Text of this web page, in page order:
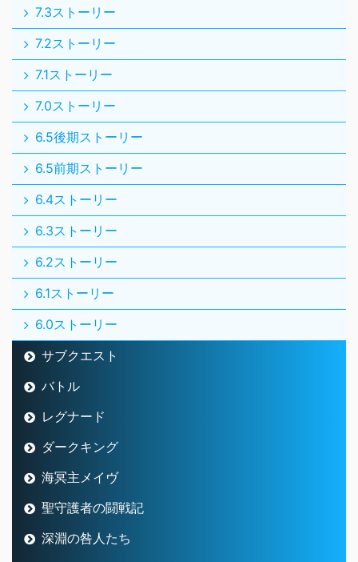
7.3ストーリー
7.2ストーリー
7.1ストーリー
7.0ストーリー
6.5後期ストーリー
6.5前期ストーリー
6.4ストーリー
6.3ストーリー
6.2ストーリー
6.1ストーリー
6.0ストーリー
サブクエスト
バトル
レグナード
ダークキング
海冥主メイヴ
聖守護者の闘戦記
深淵の咎人たち